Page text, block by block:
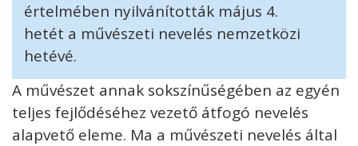
értelmében nyilvánították május 4.
hetét a művészeti nevelés nemzetközi
hetévé.
A művészet annak sokszínűségében az egyén
teljes fejlődéséhez vezető átfogó nevelés
alapvető eleme. Ma a művészeti nevelés által